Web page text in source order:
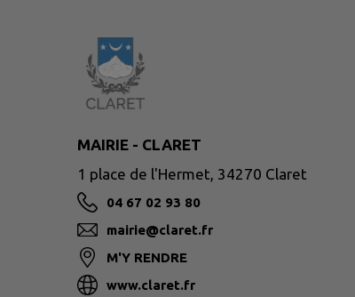
MAIRIE - CLARET
1 place de l'Hermet, 34270 Claret
04 67 02 93 80
mairie@claret.fr
M'Y RENDRE
www.claret.fr